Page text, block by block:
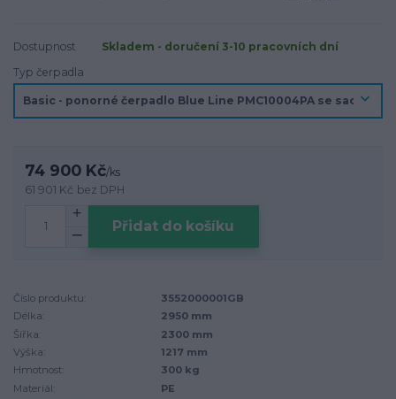
Dostupnost
Skladem - doručení 3-10 pracovních dní
Typ čerpadla
74 900 Kč/ks
61 901 Kč bez DPH
Přidat do košíku
Číslo produktu:
3552000001GB
Délka:
2950 mm
Šířka:
2300 mm
Výška:
1217 mm
Hmotnost:
300 kg
Materiál:
PE